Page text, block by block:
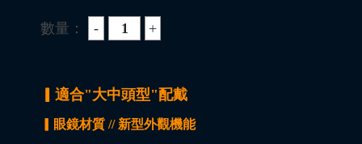
數量：
▎適合"大中頭型"配戴
▎眼鏡材質 // 新型外觀機能